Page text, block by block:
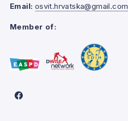
Email: osvit.hrvatska@gmail.com
Member of:
New Window